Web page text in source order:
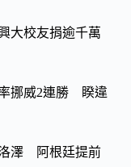
大校友捐逾千萬
挪威2連勝 睽違
澤 阿根廷提前